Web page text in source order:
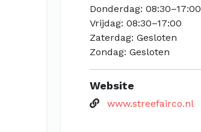
Donderdag: 08:30–17:00
Vrijdag: 08:30–17:00
Zaterdag: Gesloten
Zondag: Gesloten
Website
www.streefairco.nl